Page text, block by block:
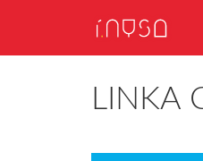
LINKA